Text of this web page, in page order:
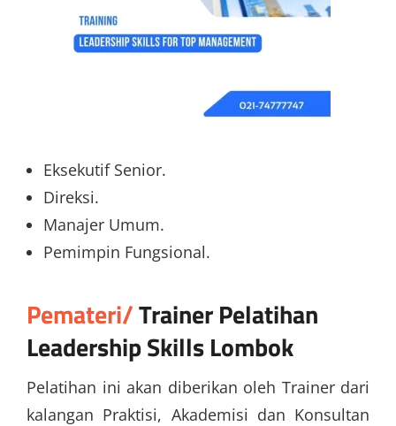
Eksekutif Senior.
Direksi.
Manajer Umum.
Pemimpin Fungsional.
Pemateri/TrainerPelatihan
Leadership Skills Lombok
Pelatihan ini akan diberikan oleh Trainer dari
kalangan Praktisi, Akademisi dan Konsultan